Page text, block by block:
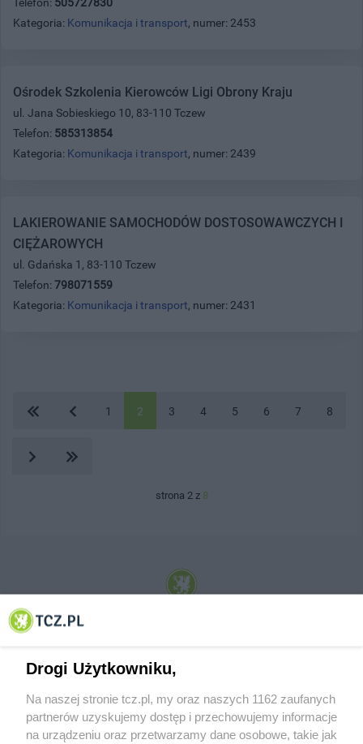
Kategoria: Komunikacja i transport, numer: 2453
Ośrodek Szkolenia Kierowców Ligi Obrony Kraju
ul. Jana Sobieskiego 10, 83-110 Tczew
Telefon: 585313854
Kategoria: Komunikacja i transport, numer: 2439
LAKIEROWANIE SAMOCHODÓW DOSTOSOWAWCZYCH I
CIĘŻAROWYCH
ul. Gdańska 1, 83-110 Tczew
Telefon: 798071559
Kategoria: Komunikacja i transport, numer: 2431
1 2 3 4 5 6 7 8
strona 2 z 8
© 2001-2026 Tczew - TCZ.PL Sp. z o.o. Internetowy Serwis Informacyjny Miasta
Drogi Użytkowniku,
Na naszej stronie tcz.pl, my oraz naszych 1162 zaufanych
partnerów uzyskujemy dostęp i przechowujemy informacje
na urządzeniu oraz przetwarzamy dane osobowe, takie jak